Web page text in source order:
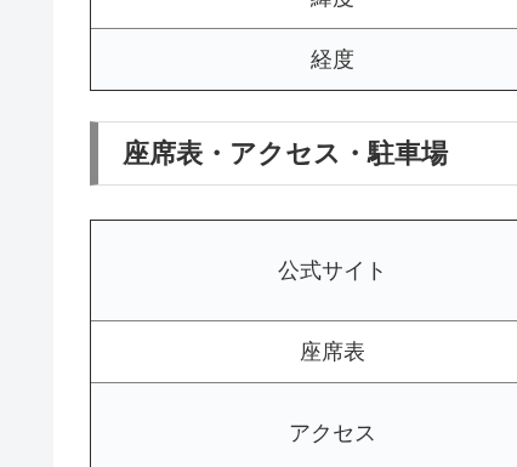
経度
座席表・アクセス・駐車場
公式サイト
座席表
アクセス